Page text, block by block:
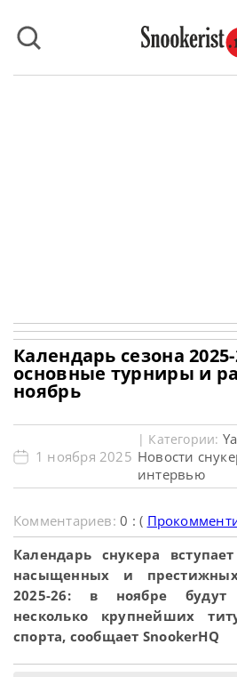
Календарь сезона
основные турниры и
ноябрь
1 ноября 2025
| Категории:
Новости
интервью
Комментариев:0 : (
Календарь снукера
насыщенных и
2025-26: в ноябре будут
несколько крупнейших
спорта, сообщает SnookerHQ